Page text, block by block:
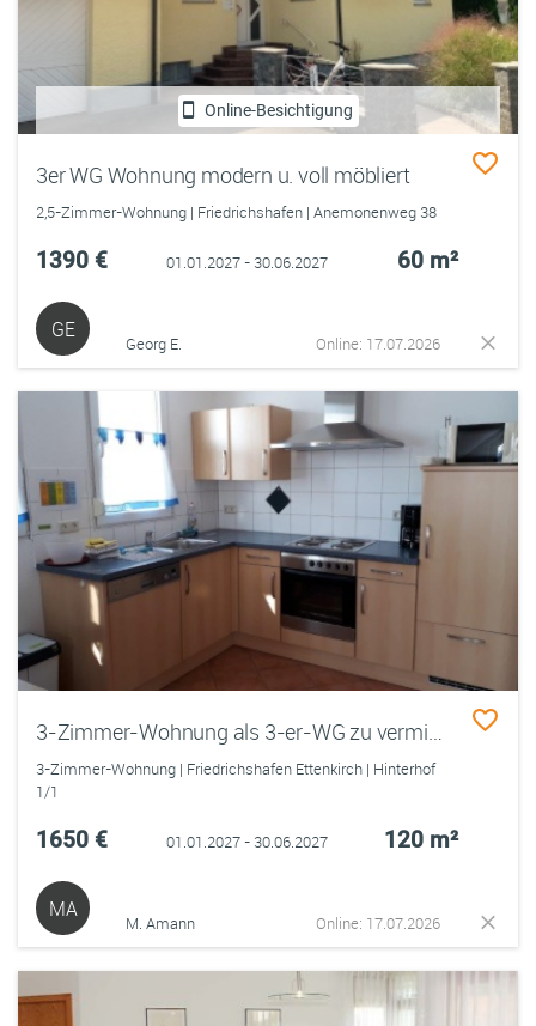
Online-Besichtigung
3er WG Wohnung modern u. voll möbliert
2,5-Zimmer-Wohnung | Friedrichshafen | Anemonenweg 38
1390 € 01.01.2027 - 30.06.2027 60 m²
GE
Georg E. Online: 17.07.2026
3-Zimmer-Wohnung als 3-er-WG zu vermieten - FN-Ettenkirch - ab Januar 2027 - 6 Monate
3-Zimmer-Wohnung | Friedrichshafen Ettenkirch | Hinterhof
1/1
1650 € 01.01.2027 - 30.06.2027 120 m²
MA
M. Amann Online: 17.07.2026